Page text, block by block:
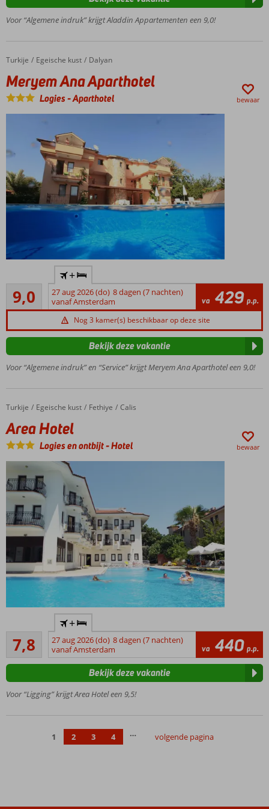
Ruime
appartementen
Nederlandse
Voor “Algemene indruk” krijgt Aladdin Appartementen een 9,0!
Home
Turkije Egeische kust Dalyan
Meryem Ana Aparthotel
Meryem Ana Aparthotel
Logies-Aparthotel bewaar
Geliefd onder
Nederlandse
en Belgische
vakantieganger
Onlangs
Goede
prijs-/kwaliteitverhouding
mogelijk
9,0
Uitstekend
57
beoordelingen
+
27 aug 2026 (do) 8 dagen (7 nachten)
vanaf Amsterdam
va 429 p.p.
Nog 3 kamer(s) beschikbaar op deze site
Voor “Algemene indruk” en “Service” krijgt Meryem Ana Aparthotel een 9,0!
Bekijk deze vakantie
Home
Turkije Egeische kust Fethiye Calis
Area Hotel
Area Hotel
Logies en ontbijt-Hotel bewaar
direct aan
het
strand en
boulevard
Kleinschalig,
knus hotel
7,8
Goed
108
beoordelingen
+
27 aug 2026 (do) 8 dagen (7 nachten)
vanaf Amsterdam
va 440 p.p.
Voor “Ligging” krijgt Area Hotel een 9,5!
Bekijk deze vakantie
1 2 3 4 … volgende pagina